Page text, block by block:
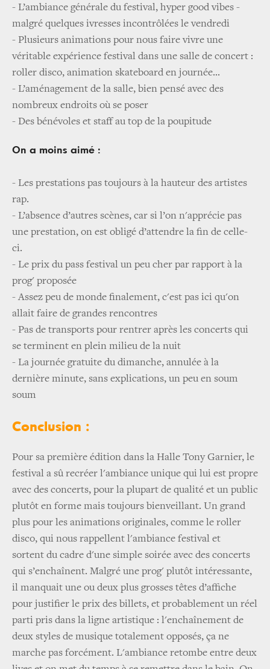
- L’ambiance générale du festival, hyper good vibes -
malgré quelques ivresses incontrôlées le vendredi
- Plusieurs animations pour nous faire vivre une
véritable expérience festival dans une salle de concert :
roller disco, animation skateboard en journée...
- L’aménagement de la salle, bien pensé avec des
nombreux endroits où se poser
- Des bénévoles et staff au top de la poupitude
On a moins aimé :
- Les prestations pas toujours à la hauteur des artistes
rap.
- L’absence d’autres scènes, car si l’on n'apprécie pas
une prestation, on est obligé d’attendre la fin de celle-
ci.
- Le prix du pass festival un peu cher par rapport à la
prog' proposée
- Assez peu de monde finalement, c'est pas ici qu'on
allait faire de grandes rencontres
- Pas de transports pour rentrer après les concerts qui
se terminent en plein milieu de la nuit
- La journée gratuite du dimanche, annulée à la
dernière minute, sans explications, un peu en soum
soum
Conclusion :
Pour sa première édition dans la Halle Tony Garnier, le
festival a sû recréer l'ambiance unique qui lui est propre
avec des concerts, pour la plupart de qualité et un public
plutôt en forme mais toujours bienveillant. Un grand
plus pour les animations originales, comme le roller
disco, qui nous rappellent l'ambiance festival et
sortent du cadre d'une simple soirée avec des concerts
qui s’enchaînent. Malgré une prog' plutôt intéressante,
il manquait une ou deux plus grosses têtes d’affiche
pour justifier le prix des billets, et probablement un réel
parti pris dans la ligne artistique : l'enchaînement de
deux styles de musique totalement opposés, ça ne
marche pas forcément. L'ambiance retombe entre deux